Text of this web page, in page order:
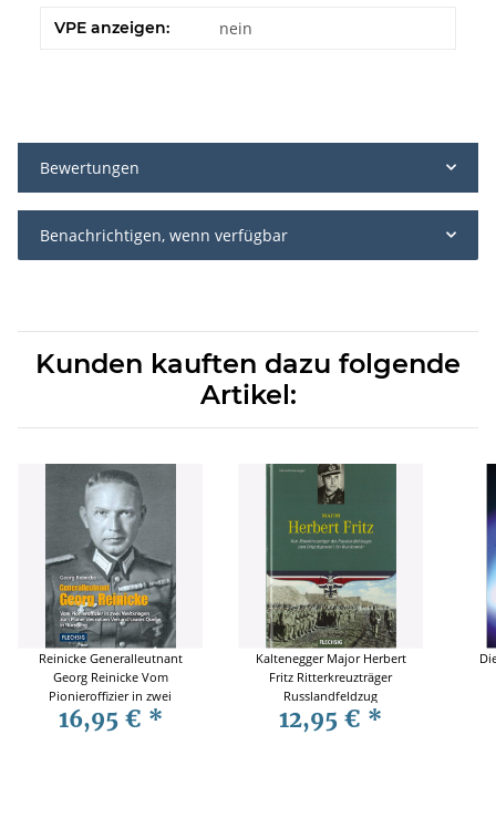
VPE anzeigen: nein
Bewertungen
Benachrichtigen, wenn verfügbar
Kunden kauften dazu folgende
Artikel:
Reinicke Generalleutnant
Georg Reinicke Vom
Pionieroffizier in zwei
Weltkriegen zum Planer
Versandhauses Quelle
16,95 € *
Kaltenegger Major Herbert
Fritz Ritterkreuzträger
Russlandfeldzug
Brigadegeneral Bundeswehr
12,95 € *